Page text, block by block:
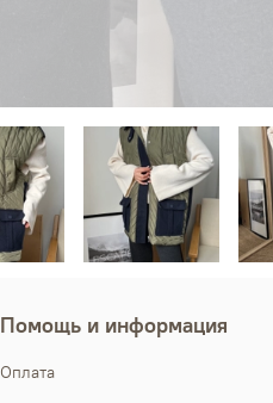
Помощь и информация
Оплата